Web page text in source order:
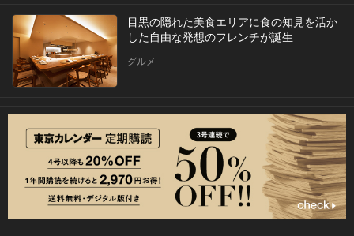
目黒の隠れた美食エリアに食の知見を活か
した自由な発想のフレンチが誕生
グルメ